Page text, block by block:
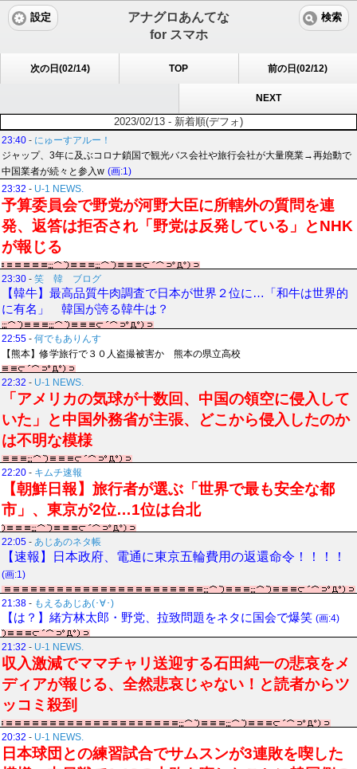
アナグロあんてな
for スマホ
設定 検索
次の日(02/14) TOP 前の日(02/12)
NEXT
2023/02/13 - 新着順(デフォ)
23:40 - にゅーすアルー！
ジャップ、3年に及ぶコロナ鎖国で観光バス会社や旅行会社が大量廃業→再始動で
中国業者が続々と参入w (画:1)
23:32 - U-1 NEWS.
予算委員会で野党が河野大臣に所轄外の質問を連
発、返答は拒否され「野党は反発している」とNHK
が報じる
23:30 - 笑 韓 ブログ
【韓牛】最高品質牛肉調査で日本が世界２位に…「和牛は世界的
に有名」 韓国が誇る韓牛は？
22:55 - 何でもありんす
【熊本】修学旅行で３０人盗撮被害か 熊本の県立高校
22:32 - U-1 NEWS.
「アメリカの気球が十数回、中国の領空に侵入して
いた」と中国外務省が主張、どこから侵入したのか
は不明な模様
22:20 - キムチ速報
【朝鮮日報】旅行者が選ぶ「世界で最も安全な都
市」、東京が2位…1位は台北
22:05 - あじあのネタ帳
【速報】日本政府、電通に東京五輪費用の返還命令！！！！
(画:1)
21:38 - もえるあじあ(･∀･)
【は？】緒方林太郎・野党、拉致問題をネタに国会で爆笑 (画:4)
21:32 - U-1 NEWS.
収入激減でママチャリ送迎する石田純一の悲哀をメ
ディアが報じる、全然悲哀じゃない！と読者からツ
ッコミ殺到
20:32 - U-1 NEWS.
日本球団との練習試合でサムスンが3連敗を喫した